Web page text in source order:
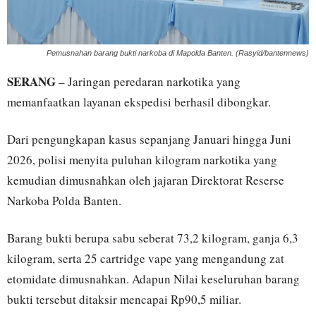
Pemusnahan barang bukti narkoba di Mapolda Banten. (Rasyid/bantennews)
SERANG– Jaringan peredaran narkotika yang
memanfaatkan layanan ekspedisi berhasil dibongkar.
Dari pengungkapan kasus sepanjang Januari hingga Juni
2026, polisi menyita puluhan kilogram narkotika yang
kemudian dimusnahkan oleh jajaran Direktorat Reserse
Narkoba Polda Banten.
Barang bukti berupa sabu seberat 73,2 kilogram, ganja 6,3
kilogram, serta 25 cartridge vape yang mengandung zat
etomidate dimusnahkan. Adapun Nilai keseluruhan barang
bukti tersebut ditaksir mencapai Rp90,5 miliar.